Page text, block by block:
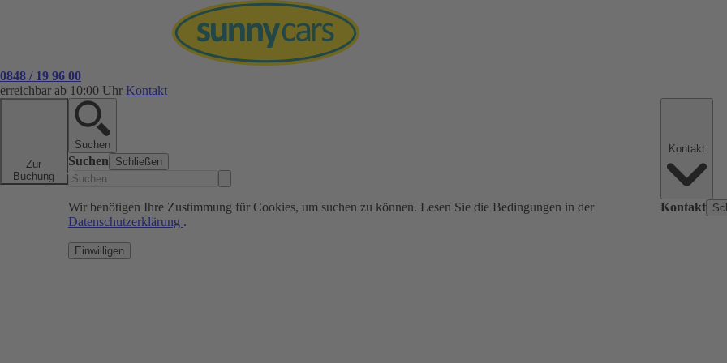
0848 / 19 96 00
erreichbar ab 10:00 Uhr Kontakt
Zur
Buchung
Suchen
Suchen Schließen
Wir benötigen Ihre Zustimmung für Cookies, um suchen zu können. Lesen Sie die Bedingungen in der
Datenschutzerklärung .
Einwilligen
Kontakt